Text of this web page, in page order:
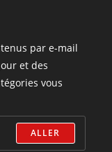
par e-mail
et des
vous
ALLER